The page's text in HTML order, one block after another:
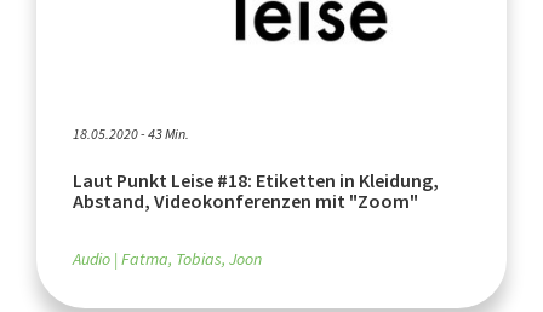
18.05.2020 - 43 Min.
Laut Punkt Leise #18: Etiketten in Kleidung,
Abstand, Videokonferenzen mit "Zoom"
Audio Fatma, Tobias, Joon